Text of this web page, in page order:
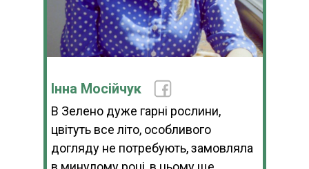
Інна Мосійчук
В Зелено дуже гарні рослини,
цвітуть все літо, особливого
догляду не потребують, замовляла